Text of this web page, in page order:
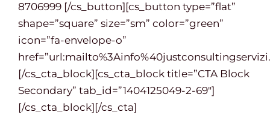
8706999 [/cs_button][cs_button type=”flat”
shape=”square” size=”sm” color=”green”
icon=”fa-envelope-o”
[/cs_cta_block][cs_cta_block title=”CTA Block
Secondary” tab_id=”1404125049-2-69″]
[/cs_cta_block][/cs_cta]